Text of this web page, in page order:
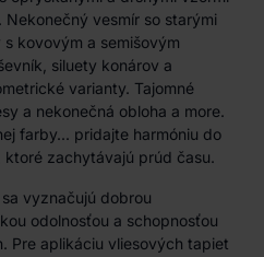
vesmír so starými
kovovým a semišovým
siluety konárov a
varianty. Tajomné
a nekonečná obloha a more.
farby... pridajte harmóniu do
ktoré zachytávajú prúd času.
vyznačujú dobrou
odolnosťou a schopnosťou
Pre aplikáciu vliesových tapiet